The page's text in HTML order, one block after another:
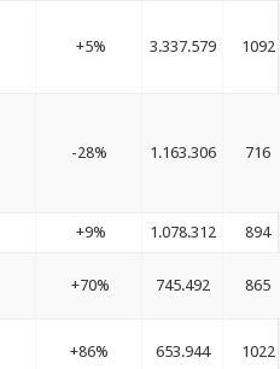
+5% 3.337.579 1092
-28% 1.163.306 716
+9% 1.078.312 894
+70% 745.492 865
+86% 653.944 1022